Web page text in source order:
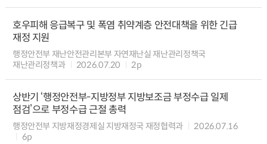
호우피해 응급복구 및 폭염 취약계층 안전대책을 위한 긴급
재정 지원
행정안전부 재난안전관리본부 자연재난실 재난관리정책국
재난관리정책과
2026.07.20 2p
상반기 ‘행정안전부-지방정부 지방보조금 부정수급 일제
점검’으로 부정수급 근절 총력
행정안전부 지방재정경제실 지방재정국 재정협력과
2026.07.16
6p